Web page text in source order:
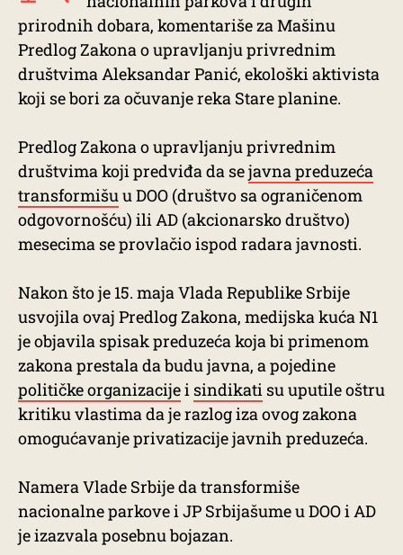
prirodnih dobara, komentariše za Mašinu
Predlog Zakona o upravljanju privrednim
društvima Aleksandar Panić, ekološki aktivista
koji se bori za očuvanje reka Stare planine.
Predlog Zakona o upravljanju privrednim
društvima koji predviđa da sejavna preduzeća
transformišu u DOO (društvo sa ograničenom
odgovornošću) ili AD (akcionarsko društvo)
mesecima se provlačio ispod radara javnosti.
Nakon što je 15. maja Vlada Republike Srbije
usvojila ovaj Predlog Zakona, medijska kuća N1
je objavila spisak preduzeća koja bi primenom
zakona prestala da budu javna, a pojedine
političke organizacijei sindikati su uputile oštru
kritiku vlastima da je razlog iza ovog zakona
omogućavanje privatizacije javnih preduzeća.
Namera Vlade Srbije da transformiše
nacionalne parkove i JP Srbijašume u DOO i AD
je izazvala posebnu bojazan.